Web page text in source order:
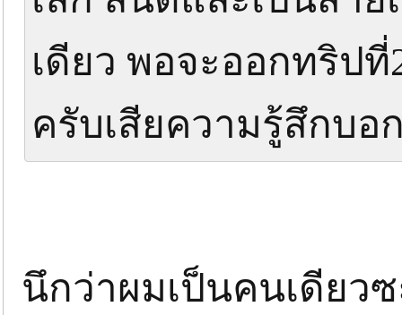
เดียว พอจะออกทริปที่
ครับเสียความรู้สึกบอ
นึกว่าผมเป็นคนเดีย